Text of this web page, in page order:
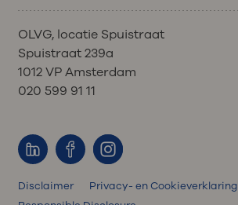
OLVG, locatie Spuistraat
Spuistraat 239a
1012 VP Amsterdam
020 599 91 11
Disclaimer Privacy- en Cookieverklaring